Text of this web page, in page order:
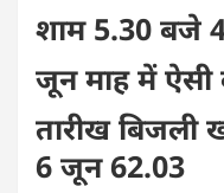
शाम 5.30 बजे
जून माह में
तारीख बिजली
6 जून 62.03